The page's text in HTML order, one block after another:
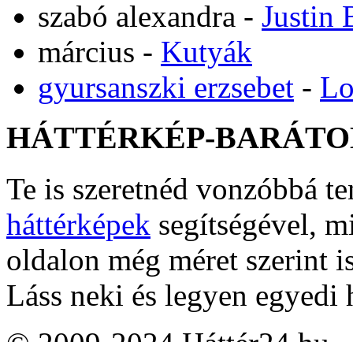
szabó alexandra - Justin
március - Kutyák
gyursanszki erzsebet -
HÁTTÉRKÉP-
Te is szeretnéd vonzóbbá
háttérképek segítségével,
oldalon még méret szerint
Láss neki és legyen egyedi